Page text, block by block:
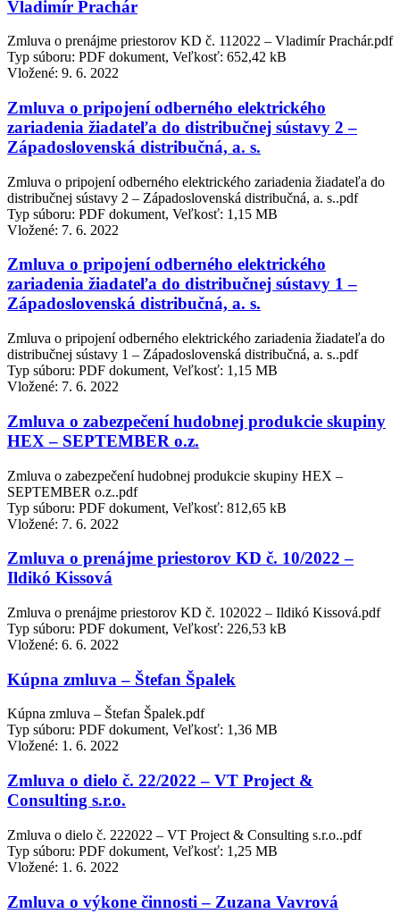
Vladimír Prachár
Zmluva o prenájme priestorov KD č. 112022 – Vladimír Prachár.pdf
Typ súboru: PDF dokument, Veľkosť: 652,42 kB
Vložené: 9. 6. 2022
Zmluva o pripojení odberného elektrického
zariadenia žiadateľa do distribučnej sústavy 2 –
Západoslovenská distribučná, a. s.
Zmluva o pripojení odberného elektrického zariadenia žiadateľa do
distribučnej sústavy 2 – Západoslovenská distribučná, a. s..pdf
Typ súboru: PDF dokument, Veľkosť: 1,15 MB
Vložené: 7. 6. 2022
Zmluva o pripojení odberného elektrického
zariadenia žiadateľa do distribučnej sústavy 1 –
Západoslovenská distribučná, a. s.
Zmluva o pripojení odberného elektrického zariadenia žiadateľa do
distribučnej sústavy 1 – Západoslovenská distribučná, a. s..pdf
Typ súboru: PDF dokument, Veľkosť: 1,15 MB
Vložené: 7. 6. 2022
Zmluva o zabezpečení hudobnej produkcie skupiny
HEX – SEPTEMBER o.z.
Zmluva o zabezpečení hudobnej produkcie skupiny HEX –
SEPTEMBER o.z..pdf
Typ súboru: PDF dokument, Veľkosť: 812,65 kB
Vložené: 7. 6. 2022
Zmluva o prenájme priestorov KD č. 10/2022 –
Ildikó Kissová
Zmluva o prenájme priestorov KD č. 102022 – Ildikó Kissová.pdf
Typ súboru: PDF dokument, Veľkosť: 226,53 kB
Vložené: 6. 6. 2022
Kúpna zmluva – Štefan Špalek
Kúpna zmluva – Štefan Špalek.pdf
Typ súboru: PDF dokument, Veľkosť: 1,36 MB
Vložené: 1. 6. 2022
Zmluva o dielo č. 22/2022 – VT Project &
Consulting s.r.o.
Zmluva o dielo č. 222022 – VT Project & Consulting s.r.o..pdf
Typ súboru: PDF dokument, Veľkosť: 1,25 MB
Vložené: 1. 6. 2022
Zmluva o výkone činnosti – Zuzana Vavrová